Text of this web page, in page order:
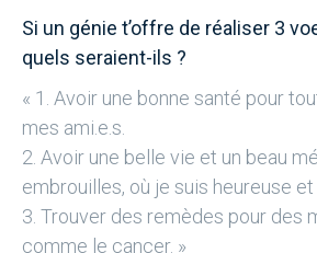
Si un génie t’offre de réaliser 3
quels seraient-ils ?
« 1. Avoir une bonne santé pour
mes ami.e.s.
2. Avoir une belle vie et un beau
embrouilles, où je suis heureuse
3. Trouver des remèdes pour des
comme le cancer. »